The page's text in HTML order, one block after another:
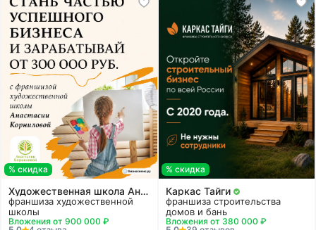
% скидка
Художественная школа Анастасии Корниловой
франшиза художественной
школы
Вложения от 900 000 ₽
% скидка
Каркас Тайги
франшиза строительства
домов и бань
Вложения от 380 000 ₽